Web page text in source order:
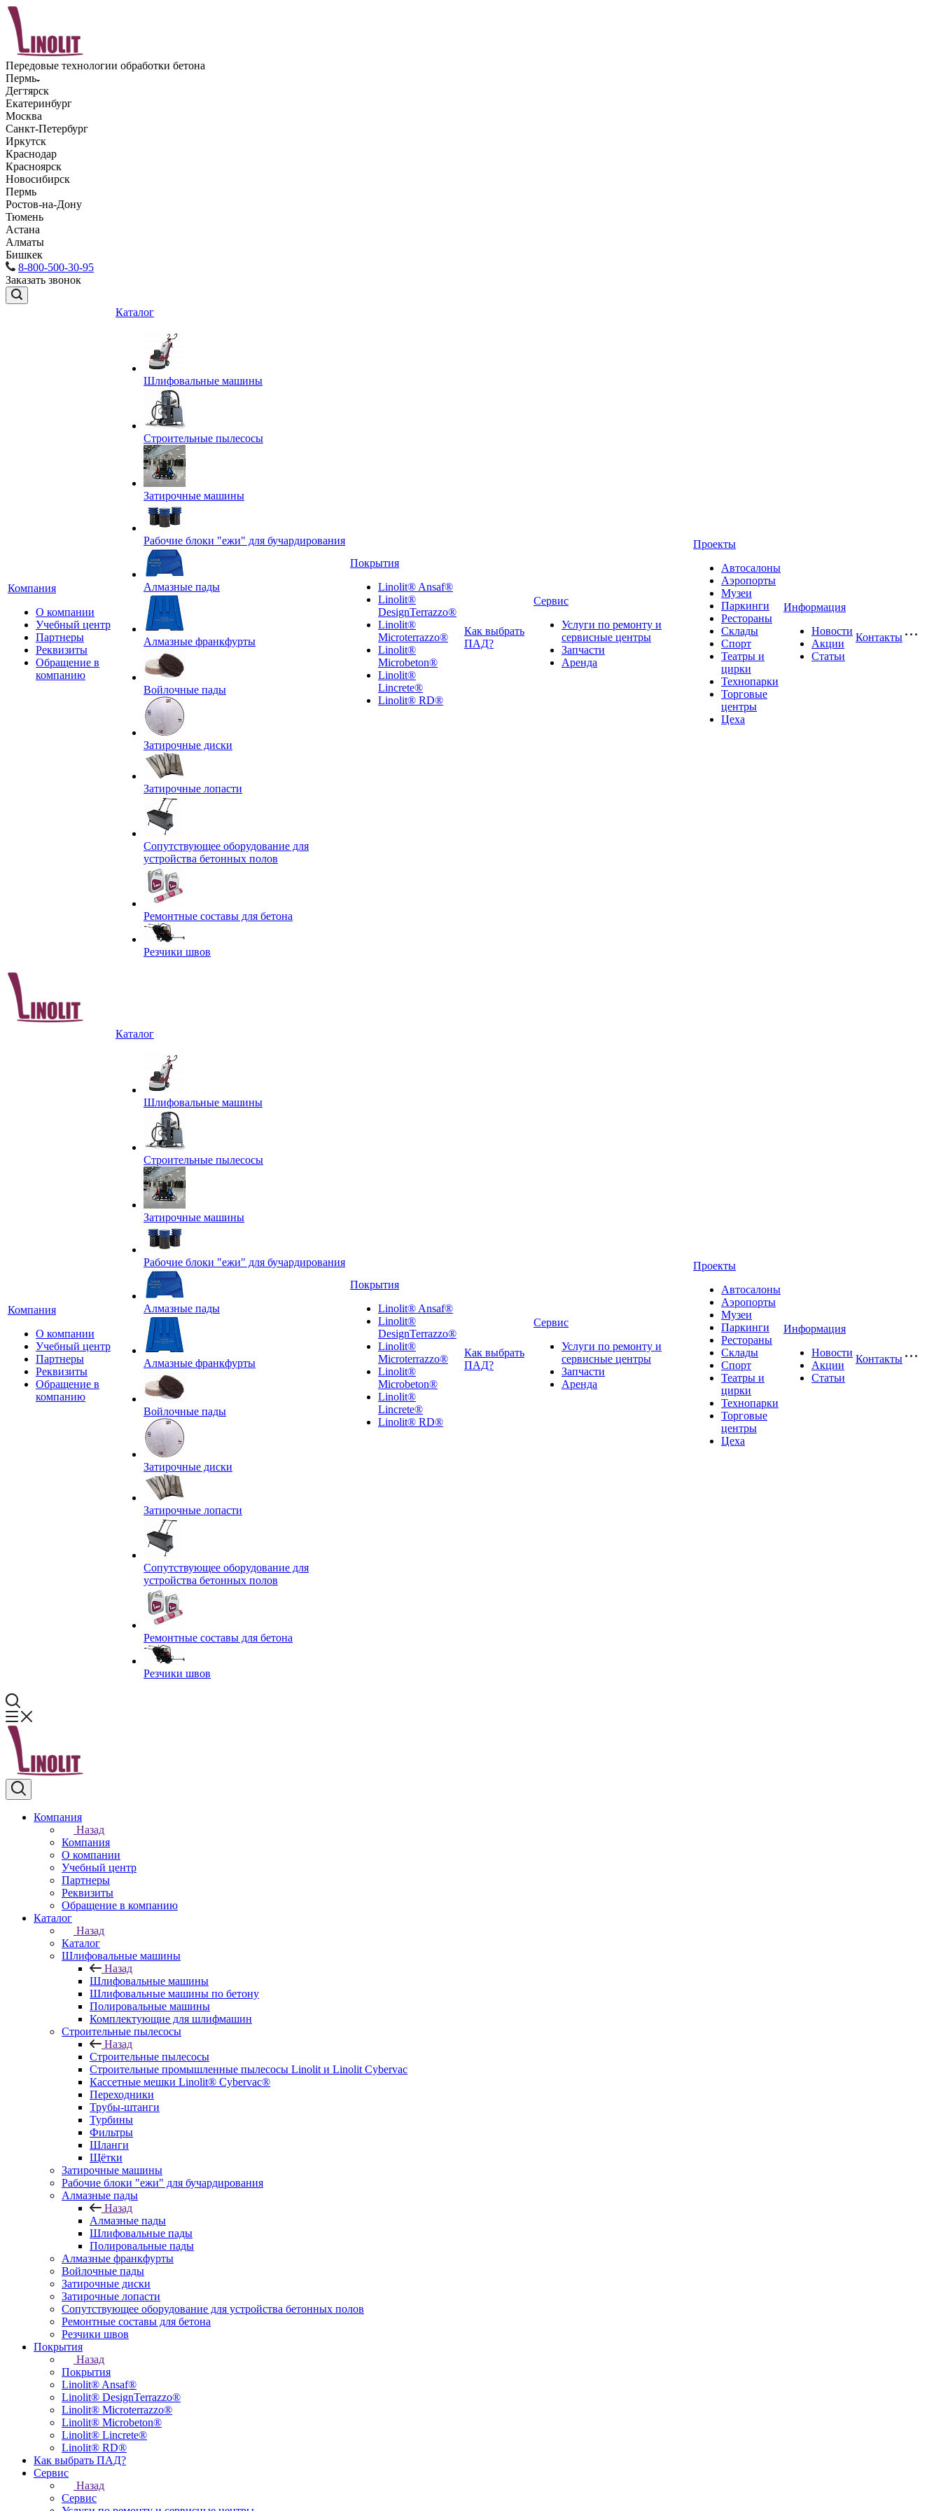
Передовые технологии обработки бетона
Пермь
Дегтярск
Екатеринбург
Москва
Санкт-Петербург
Иркутск
Краснодар
Красноярск
Новосибирск
Пермь
Ростов-на-Дону
Тюмень
Астана
Алматы
Бишкек
8-800-500-30-95
Заказать звонок
Компания
О компании
Учебный центр
Партнеры
Реквизиты
Обращение в
компанию
Каталог
Шлифовальные машины
Строительные пылесосы
Затирочные машины
Рабочие блоки "ежи" для бучардирования
Алмазные пады
Алмазные франкфурты
Войлочные пады
Затирочные диски
Затирочные лопасти
Сопутствующее оборудование для
устройства бетонных полов
Ремонтные составы для бетона
Резчики швов
Покрытия
Linolit® Ansaf®
Linolit®
DesignTerrazzo®
Linolit®
Microterrazzo®
Linolit®
Microbeton®
Linolit®
Lincrete®
Linolit® RD®
Как выбрать
ПАД?
Сервис
Услуги по ремонту и
сервисные центры
Запчасти
Аренда
Проекты
Автосалоны
Аэропорты
Музеи
Паркинги
Рестораны
Склады
Спорт
Театры и
цирки
Технопарки
Торговые
центры
Цеха
Информация
Новости
Акции
Статьи
Контакты
Компания
О компании
Учебный центр
Партнеры
Реквизиты
Обращение в
компанию
Каталог
Шлифовальные машины
Строительные пылесосы
Затирочные машины
Рабочие блоки "ежи" для бучардирования
Алмазные пады
Алмазные франкфурты
Войлочные пады
Затирочные диски
Затирочные лопасти
Сопутствующее оборудование для
устройства бетонных полов
Ремонтные составы для бетона
Резчики швов
Покрытия
Linolit® Ansaf®
Linolit®
DesignTerrazzo®
Linolit®
Microterrazzo®
Linolit®
Microbeton®
Linolit®
Lincrete®
Linolit® RD®
Как выбрать
ПАД?
Сервис
Услуги по ремонту и
сервисные центры
Запчасти
Аренда
Проекты
Автосалоны
Аэропорты
Музеи
Паркинги
Рестораны
Склады
Спорт
Театры и
цирки
Технопарки
Торговые
центры
Цеха
Информация
Новости
Акции
Статьи
Контакты
Компания
Назад
Компания
О компании
Учебный центр
Партнеры
Реквизиты
Обращение в компанию
Каталог
Назад
Каталог
Шлифовальные машины
Назад
Шлифовальные машины
Шлифовальные машины по бетону
Полировальные машины
Комплектующие для шлифмашин
Строительные пылесосы
Назад
Строительные пылесосы
Строительные промышленные пылесосы Linolit и Linolit Cybervac
Кассетные мешки Linolit® Cybervac®
Переходники
Трубы-штанги
Турбины
Фильтры
Шланги
Щётки
Затирочные машины
Рабочие блоки "ежи" для бучардирования
Алмазные пады
Назад
Алмазные пады
Шлифовальные пады
Полировальные пады
Алмазные франкфурты
Войлочные пады
Затирочные диски
Затирочные лопасти
Сопутствующее оборудование для устройства бетонных полов
Ремонтные составы для бетона
Резчики швов
Покрытия
Назад
Покрытия
Linolit® Ansaf®
Linolit® DesignTerrazzo®
Linolit® Microterrazzo®
Linolit® Microbeton®
Linolit® Lincrete®
Linolit® RD®
Как выбрать ПАД?
Сервис
Назад
Сервис